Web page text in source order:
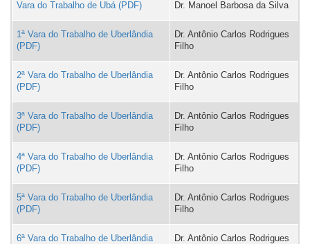
Vara do Trabalho de Ubá Dr. Manoel Barbosa da Silva
1ª Vara do Trabalho de Uberlândia
Dr. Antônio Carlos Rodrigues
Filho
2ª Vara do Trabalho de Uberlândia
Dr. Antônio Carlos Rodrigues
Filho
3ª Vara do Trabalho de Uberlândia
Dr. Antônio Carlos Rodrigues
Filho
4ª Vara do Trabalho de Uberlândia
Dr. Antônio Carlos Rodrigues
Filho
5ª Vara do Trabalho de Uberlândia
Dr. Antônio Carlos Rodrigues
Filho
6ª Vara do Trabalho de Uberlândia
Dr. Antônio Carlos Rodrigues